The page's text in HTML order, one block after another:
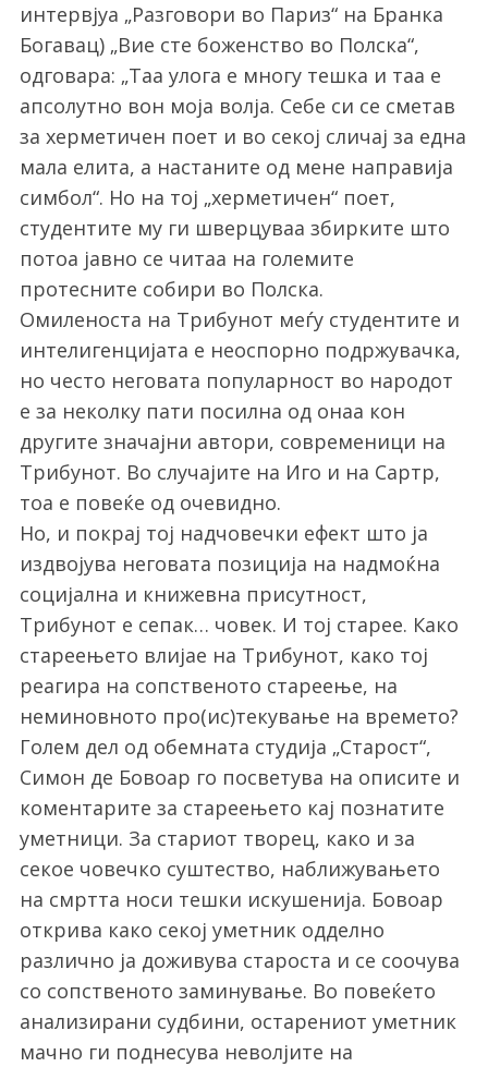
интервјуа „Разговори во Париз“ на Бранка
Богавац) „Вие сте боженство во Полска“,
одговара: „Таа улога е многу тешка и таа е
апсолутно вон моја волја. Себе си се сметав
за херметичен поет и во секој сличај за една
мала елита, а настаните од мене направија
симбол“. Но на тој „херметичен“ поет,
студентите му ги шверцуваа збирките што
потоа јавно се читаа на големите
протесните собири во Полска.
Омиленоста на Трибунот меѓу студентите и
интелигенцијата е неоспорно подржувачка,
но често неговата популарност во народот
е за неколку пати посилна од онаа кон
другите значајни автори, современици на
Трибунот. Во случајите на Иго и на Сартр,
тоа е повеќе од очевидно.
Но, и покрај тој надчовечки ефект што ја
издвојува неговата позиција на надмоќна
социјална и книжевна присутност,
Трибунот е сепак… човек. И тој старее. Како
стареењето влијае на Трибунот, како тој
реагира на сопственото стареење, на
неминовното про(ис)текување на времето?
Голем дел од обемната студија „Старост“,
Симон де Бовоар го посветува на описите и
коментарите за стареењето кај познатите
уметници. За стариот творец, како и за
секое човечко суштество, наближувањето
на смртта носи тешки искушенија. Бовоар
открива како секој уметник одделно
различно ја доживува староста и се соочува
со сопственото заминување. Во повеќето
анализирани судбини, остарениот уметник
мачно ги поднесува неволјите на